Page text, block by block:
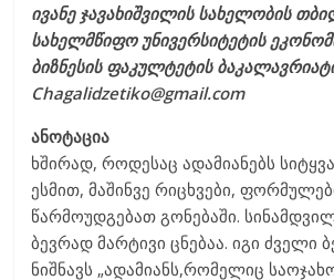
ივანე ჯავახიშვილის სახელობის
სახელმწიფო უნივერსიტეტის
ბიზნესის ფაკულტეტის
Chagalidzetiko@gmail.com
ანოტაცია
ხშირად, როდესაც ადამიანებს
ესმით, მაშინვე რიცხვები,
წარმოუდგებათ გონებაში.
ბევრად მარტივი ცნებაა. იგი ძველი
ნიშნავს „ადამიანს,რომელიც